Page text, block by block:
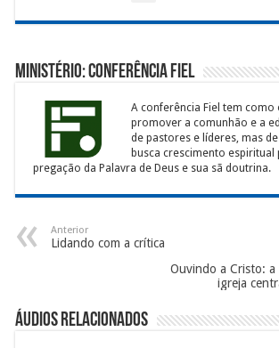
Ministério: Conferência Fiel
A conferência Fiel tem como
promover a comunhão e a
de pastores e líderes, mas
busca crescimento espiritual
pregação da Palavra de Deus e sua sã doutrina.
Anterior
Lidando com a crítica
Ouvindo a Cristo: a
igreja
Áudios Relacionados